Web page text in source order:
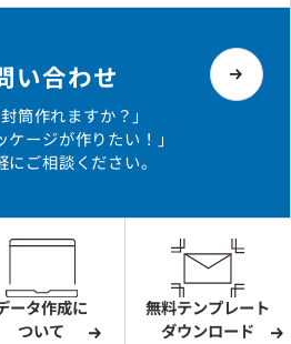
い合わせ
筒作れますか？」
ケージが作りたい！」
にご相談ください。
ータ作成に
ついて
無料テンプレート
ダウンロード